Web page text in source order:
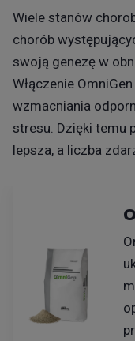
Wiele stanów
chorób
swoją genezę w
Włączenie
wzmacniania
stresu. Dzięki temu
lepsza, a liczba